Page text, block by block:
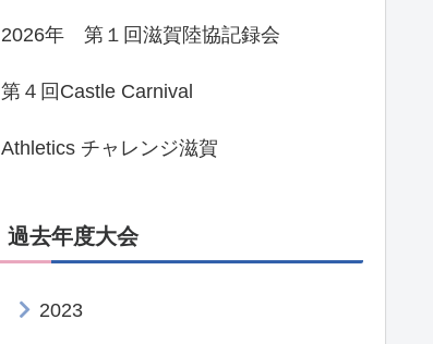
2026年 第１回滋賀陸協記録会
第４回Castle Carnival
Athletics チャレンジ滋賀
過去年度大会
2023